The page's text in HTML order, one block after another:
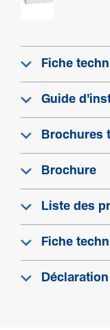
Fiche
Guide
Brochures
Brochure
Liste des
Fiche